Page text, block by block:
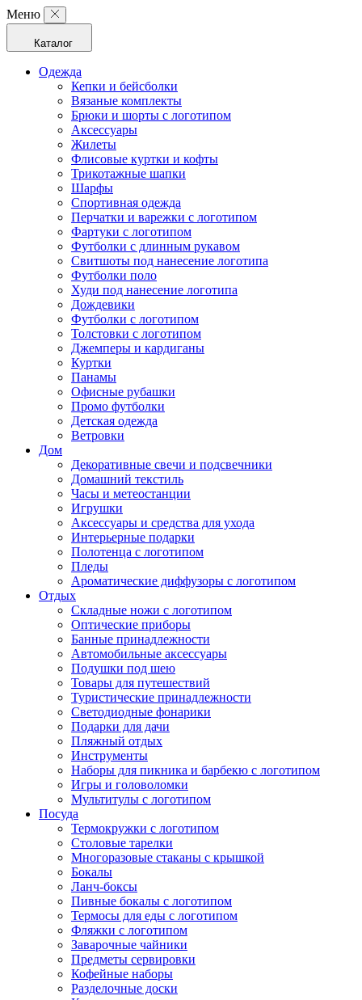
Меню
Каталог
Одежда
Кепки и бейсболки
Вязаные комплекты
Брюки и шорты с логотипом
Аксессуары
Жилеты
Флисовые куртки и кофты
Трикотажные шапки
Шарфы
Спортивная одежда
Перчатки и варежки с логотипом
Фартуки с логотипом
Футболки с длинным рукавом
Свитшоты под нанесение логотипа
Футболки поло
Худи под нанесение логотипа
Дождевики
Футболки с логотипом
Толстовки с логотипом
Джемперы и кардиганы
Куртки
Панамы
Офисные рубашки
Промо футболки
Детская одежда
Ветровки
Дом
Декоративные свечи и подсвечники
Домашний текстиль
Часы и метеостанции
Игрушки
Аксессуары и средства для ухода
Интерьерные подарки
Полотенца с логотипом
Пледы
Ароматические диффузоры с логотипом
Отдых
Складные ножи с логотипом
Оптические приборы
Банные принадлежности
Автомобильные аксессуары
Подушки под шею
Товары для путешествий
Туристические принадлежности
Светодиодные фонарики
Подарки для дачи
Пляжный отдых
Инструменты
Наборы для пикника и барбекю с логотипом
Игры и головоломки
Мультитулы с логотипом
Посуда
Термокружки с логотипом
Столовые тарелки
Многоразовые стаканы с крышкой
Бокалы
Ланч-боксы
Пивные бокалы с логотипом
Термосы для еды с логотипом
Фляжки с логотипом
Заварочные чайники
Предметы сервировки
Кофейные наборы
Разделочные доски